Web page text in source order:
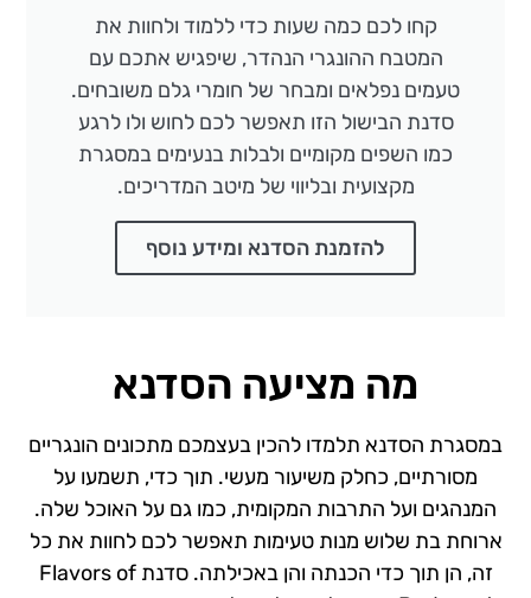
קחו לכם כמה שעות כדי ללמוד ולחוות את
המטבח ההונגרי הנהדר, שיפגיש אתכם עם
טעמים נפלאים ומבחר של חומרי גלם משובחים.
סדנת הבישול הזו תאפשר לכם לחוש ולו לרגע
כמו השפים מקומיים ולבלות בנעימים במסגרת
מקצועית ובליווי של מיטב המדריכים.
להזמנת הסדנא ומידע נוסף
מה מציעה הסדנא
במסגרת הסדנא תלמדו להכין בעצמכם מתכונים הונגריים
מסורתיים, כחלק משיעור מעשי. תוך כדי, תשמעו על
המנהגים ועל התרבות המקומית, כמו גם על האוכל שלה.
ארוחת בת שלוש מנות טעימות תאפשר לכם לחוות את כל
זה, הן תוך כדי הכנתה והן באכילתה. סדנת Flavors of